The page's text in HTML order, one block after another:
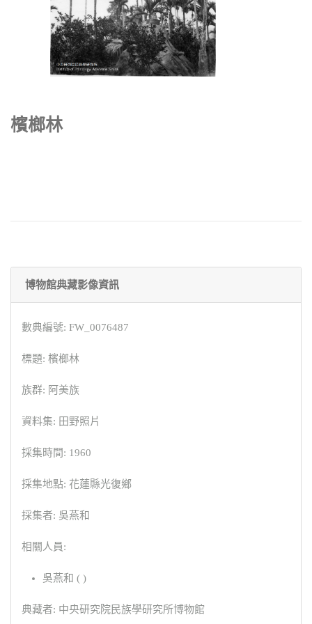
檳榔林
博物館典藏影像資訊
數典編號: FW_0076487
標題: 檳榔林
族群: 阿美族
資料集: 田野照片
採集時間: 1960
採集地點: 花蓮縣光復鄉
採集者: 吳燕和
相關人員:
吳燕和 ( )
典藏者: 中央研究院民族學研究所博物館